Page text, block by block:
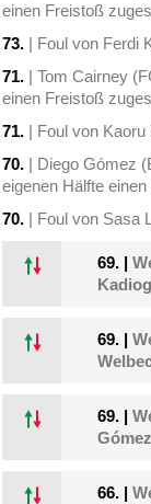
einen Freistoß
73. | Foul von Ferdi
71. | Tom Cairney
einen Freistoß
71. | Foul von
70. | Diego Gómez
eigenen Hälfte
70. | Foul von Sasa
69. |
69. |
69. |
66. |